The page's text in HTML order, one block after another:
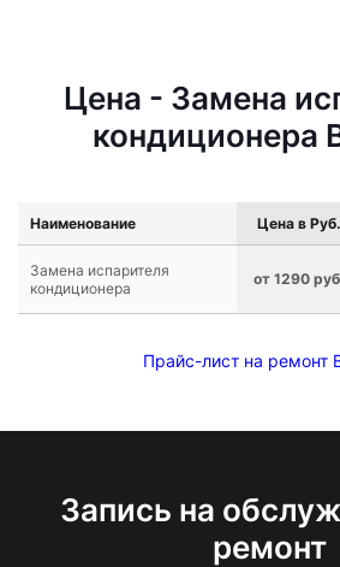
Цена - Замена
кондиционера
Наименование Цена в Руб.
Замена испарителя
кондиционера
от 1290
Прайс-лист на ремонт
Запись на
ремонт